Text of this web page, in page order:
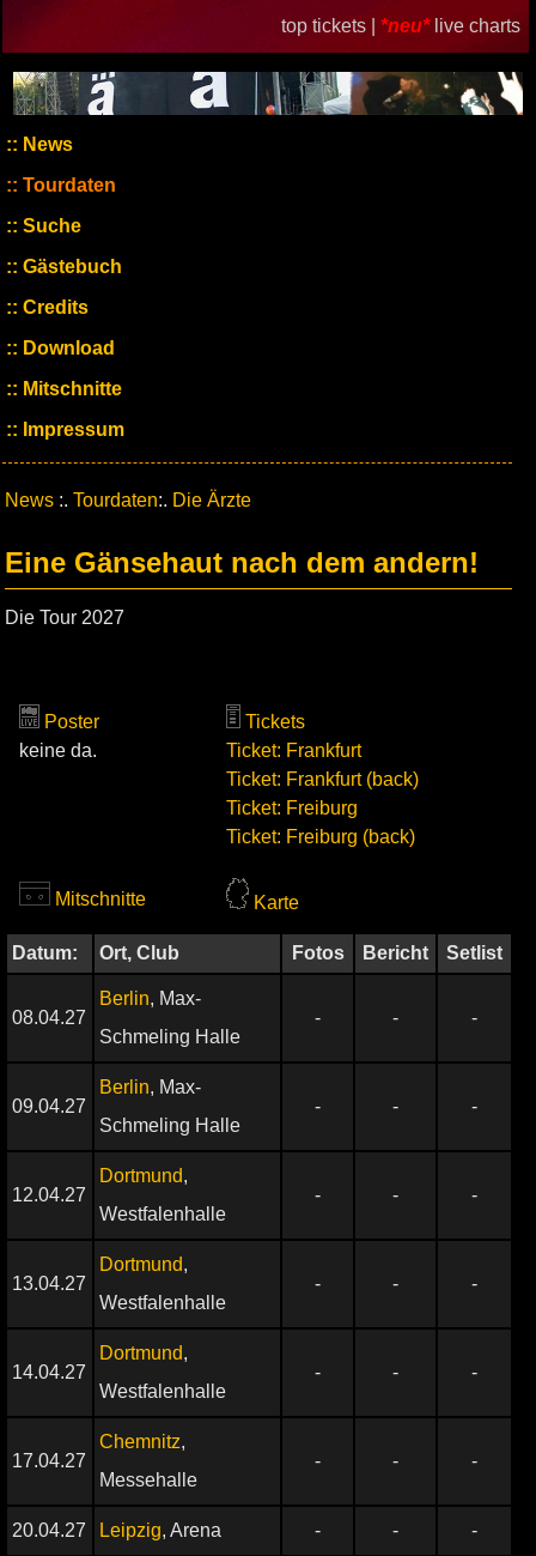
top tickets | *neu* live charts
News
Tourdaten
Suche
Gästebuch
Credits
Download
Mitschnitte
Impressum
News :. Tourdaten:. Die Ärzte
Eine Gänsehaut nach dem andern!
Die Tour 2027
Poster
keine da.
Tickets
Ticket: Frankfurt
Ticket: Frankfurt (back)
Ticket: Freiburg
Ticket: Freiburg (back)
Mitschnitte Karte
Datum: Ort, Club Fotos Bericht Setlist
08.04.27
Berlin, Max-
Schmeling Halle
- - -
09.04.27
Berlin, Max-
Schmeling Halle
- - -
12.04.27
Dortmund,
Westfalenhalle
- - -
13.04.27
Dortmund,
Westfalenhalle
- - -
14.04.27
Dortmund,
Westfalenhalle
- - -
17.04.27
Chemnitz,
Messehalle
- - -
20.04.27 Leipzig, Arena - - -